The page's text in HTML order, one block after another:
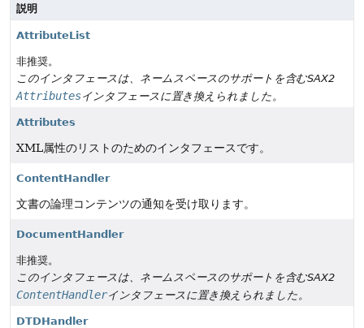
説明
AttributeList
非推奨。
このインタフェースは、ネームスペースのサポートを含むSAX2
Attributesインタフェースに置き換えられました。
Attributes
XML属性のリストのためのインタフェースです。
ContentHandler
文書の論理コンテンツの通知を受け取ります。
DocumentHandler
非推奨。
このインタフェースは、ネームスペースのサポートを含むSAX2
ContentHandlerインタフェースに置き換えられました。
DTDHandler